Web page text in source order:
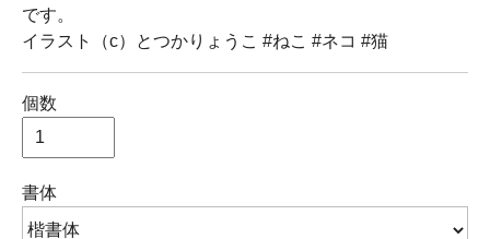
です。
イラスト（c）とつかりょうこ #ねこ #ネコ #猫
個数
書体